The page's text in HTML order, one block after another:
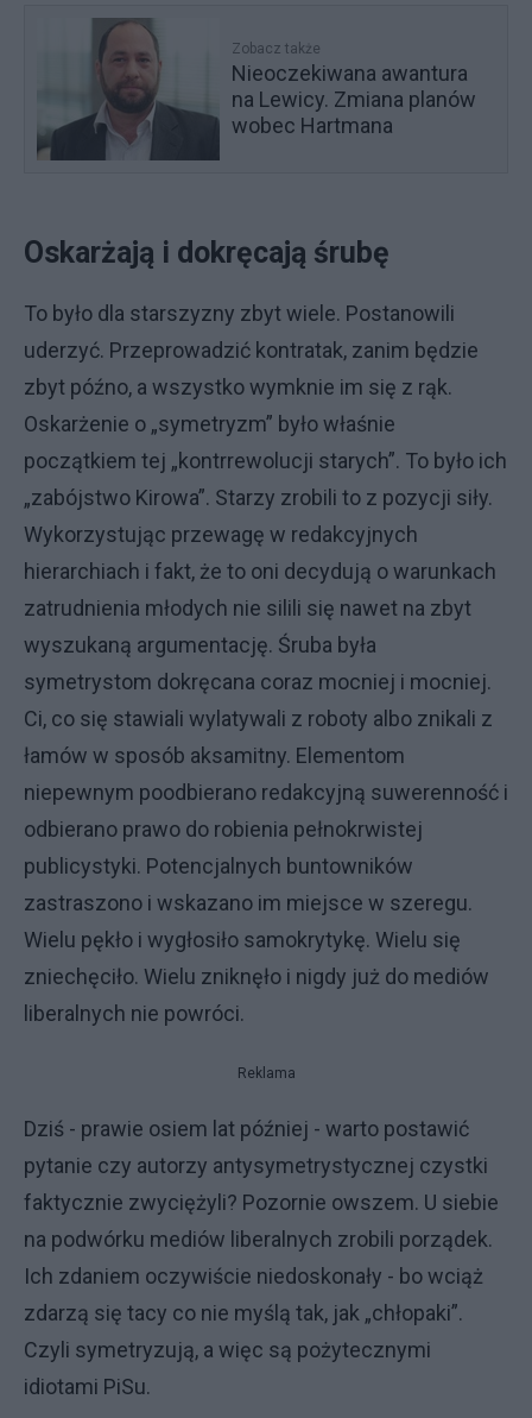
Zobacz także
Nieoczekiwana awantura
na Lewicy. Zmiana planów
wobec Hartmana
Oskarżają i dokręcają śrubę
To było dla starszyzny zbyt wiele. Postanowili
uderzyć. Przeprowadzić kontratak, zanim będzie
zbyt późno, a wszystko wymknie im się z rąk.
Oskarżenie o „symetryzm” było właśnie
początkiem tej „kontrrewolucji starych”. To było ich
„zabójstwo Kirowa”. Starzy zrobili to z pozycji siły.
Wykorzystując przewagę w redakcyjnych
hierarchiach i fakt, że to oni decydują o warunkach
zatrudnienia młodych nie silili się nawet na zbyt
wyszukaną argumentację. Śruba była
symetrystom dokręcana coraz mocniej i mocniej.
Ci, co się stawiali wylatywali z roboty albo znikali z
łamów w sposób aksamitny. Elementom
niepewnym poodbierano redakcyjną suwerenność i
odbierano prawo do robienia pełnokrwistej
publicystyki. Potencjalnych buntowników
zastraszono i wskazano im miejsce w szeregu.
Wielu pękło i wygłosiło samokrytykę. Wielu się
zniechęciło. Wielu zniknęło i nigdy już do mediów
liberalnych nie powróci.
Reklama
Dziś - prawie osiem lat później - warto postawić
pytanie czy autorzy antysymetrystycznej czystki
faktycznie zwyciężyli? Pozornie owszem. U siebie
na podwórku mediów liberalnych zrobili porządek.
Ich zdaniem oczywiście niedoskonały - bo wciąż
zdarzą się tacy co nie myślą tak, jak „chłopaki”.
Czyli symetryzują, a więc są pożytecznymi
idiotami PiSu.